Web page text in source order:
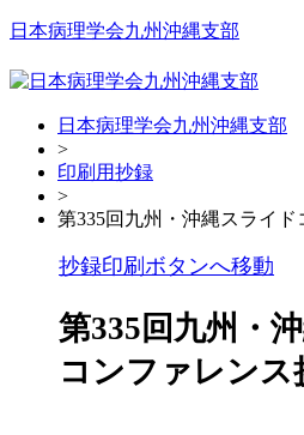
Skip
content
日本病理学会九州沖縄支部
日本病理学会九州沖縄支部
>
印刷用抄録
>
第335回九州・沖縄スライ
抄録印刷ボタンへ移動
第335回九州・
コンファレンス